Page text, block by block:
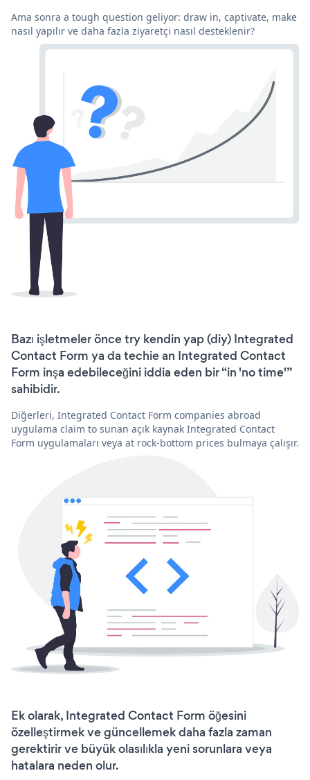
Ama sonra a tough question geliyor: draw in, captivate, make
nasıl yapılır ve daha fazla ziyaretçi nasıl desteklenir?
Bazı işletmeler önce try kendin yap (diy) Integrated
Contact Form ya da techie an Integrated Contact
Form inşa edebileceğini iddia eden bir “in 'no time'”
sahibidir.
Diğerleri, Integrated Contact Form companies abroad
uygulama claim to sunan açık kaynak Integrated Contact
Form uygulamaları veya at rock-bottom prices bulmaya çalışır.
Ek olarak, Integrated Contact Form öğesini
özelleştirmek ve güncellemek daha fazla zaman
gerektirir ve büyük olasılıkla yeni sorunlara veya
hatalara neden olur.